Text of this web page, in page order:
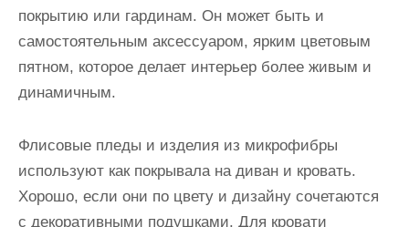
покрытию или гардинам. Он может быть и
самостоятельным аксессуаром, ярким цветовым
пятном, которое делает интерьер более живым и
динамичным.
Флисовые пледы и изделия из микрофибры
используют как покрывала на диван и кровать.
Хорошо, если они по цвету и дизайну сочетаются
с декоративными подушками. Для кровати